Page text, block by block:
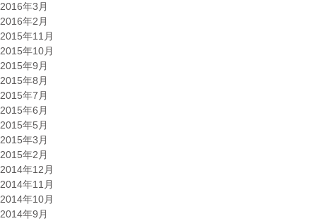
2016年3月
2016年2月
2015年11月
2015年10月
2015年9月
2015年8月
2015年7月
2015年6月
2015年5月
2015年3月
2015年2月
2014年12月
2014年11月
2014年10月
2014年9月